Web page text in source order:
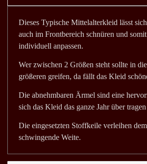
Dieses Typische Mittelalterkleid lässt
auch im Frontbereich schnüren und
individuell anpassen.
Wer zwischen 2 Größen steht sollte in
größeren greifen, da fällt das Kleid
Die abnehmbaren Ärmel sind eine
sich das Kleid das ganze Jahr über tragen
Die eingesetzten Stoffkeile verleihen
schwingende Weite.